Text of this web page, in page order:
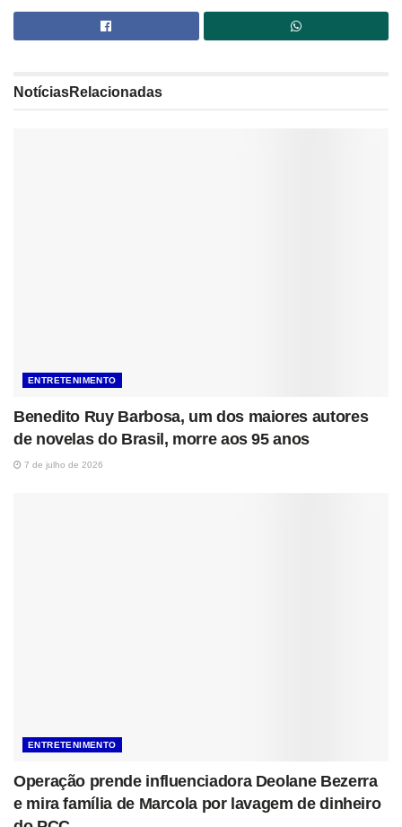
NotíciasRelacionadas
ENTRETENIMENTO
Benedito Ruy Barbosa, um dos maiores autores
de novelas do Brasil, morre aos 95 anos
7 de julho de 2026
ENTRETENIMENTO
Operação prende influenciadora Deolane Bezerra
e mira família de Marcola por lavagem de dinheiro